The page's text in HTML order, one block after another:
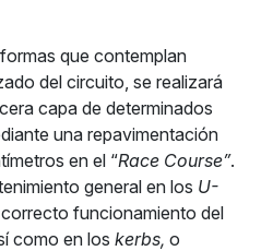
que contemplan
del circuito, se realizará
capa de determinados
una repavimentación
en el “Race Course”.
general en los U-
funcionamiento del
como en los kerbs, o